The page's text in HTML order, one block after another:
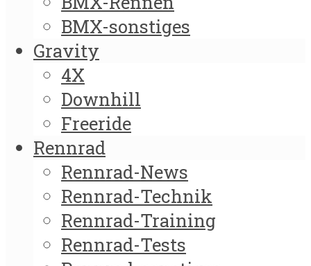
BMX-sonstiges
Gravity
4X
Downhill
Freeride
Rennrad
Rennrad-News
Rennrad-Technik
Rennrad-Training
Rennrad-Tests